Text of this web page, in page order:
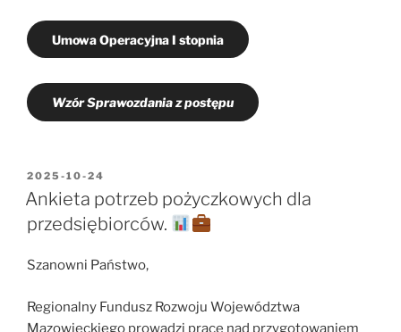
Umowa Operacyjna I stopnia
Wzór Sprawozdania z postępu
OPUBLIKOWANE
W
2025-10-24
Ankieta potrzeb pożyczkowych dla
przedsiębiorców.
Szanowni Państwo,
Regionalny Fundusz Rozwoju Województwa
Mazowieckiego prowadzi pracę nad przygotowaniem